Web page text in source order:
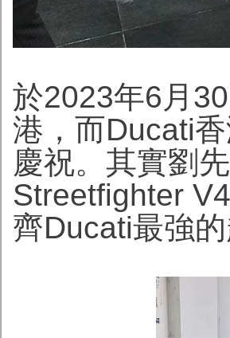
於2023年6月
港，而Ducati
慶祝。其實劉
Streetfighter
齊Ducati最強